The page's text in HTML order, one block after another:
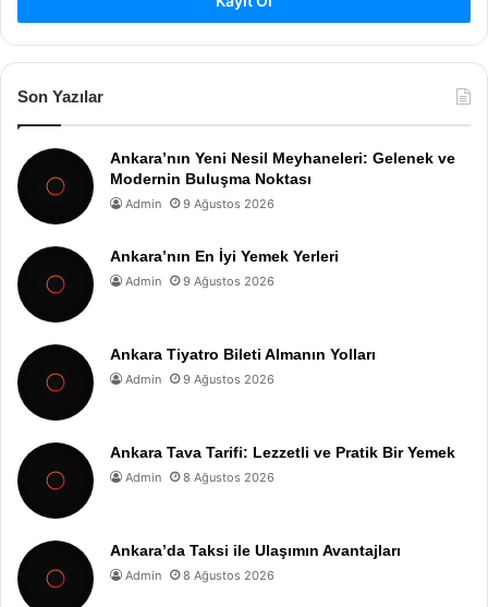
Son Yazılar
Ankara’nın Yeni Nesil Meyhaneleri: Gelenek ve
Modernin Buluşma Noktası
Admin 9 Ağustos 2026
Ankara’nın En İyi Yemek Yerleri
Admin 9 Ağustos 2026
Ankara Tiyatro Bileti Almanın Yolları
Admin 9 Ağustos 2026
Ankara Tava Tarifi: Lezzetli ve Pratik Bir Yemek
Admin 8 Ağustos 2026
Ankara’da Taksi ile Ulaşımın Avantajları
Admin 8 Ağustos 2026